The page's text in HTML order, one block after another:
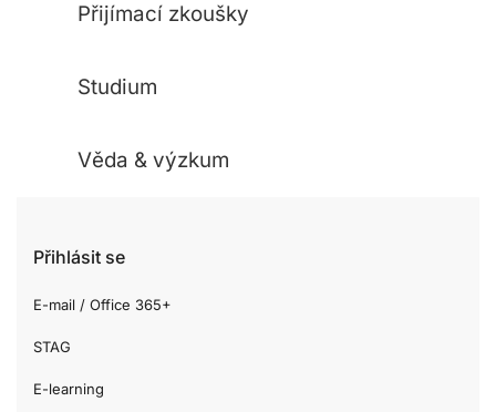
Přijímací zkoušky
Studium
Věda & výzkum
Přihlásit se
E-mail / Office 365+
STAG
E-learning